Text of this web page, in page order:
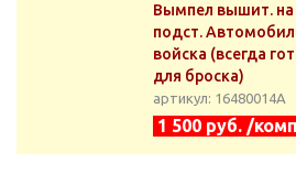
Вымпел вышит. на
подст.
войска (всегда
для броска)
артикул: 16480014А
1 500 руб. /